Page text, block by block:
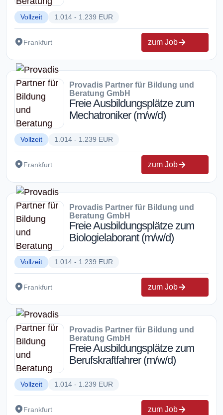
Vollzeit 1.014 - 1.239 EUR
Frankfurt zum Job
Provadis Partner für Bildung und
Beratung GmbH
Freie Ausbildungsplätze zum
Mechatroniker (m/w/d)
Vollzeit 1.014 - 1.239 EUR
Frankfurt zum Job
Provadis Partner für Bildung und
Beratung GmbH
Freie Ausbildungsplätze zum
Biologielaborant (m/w/d)
Vollzeit 1.014 - 1.239 EUR
Frankfurt zum Job
Provadis Partner für Bildung und
Beratung GmbH
Freie Ausbildungsplätze zum
Berufskraftfahrer (m/w/d)
Vollzeit 1.014 - 1.239 EUR
Frankfurt zum Job